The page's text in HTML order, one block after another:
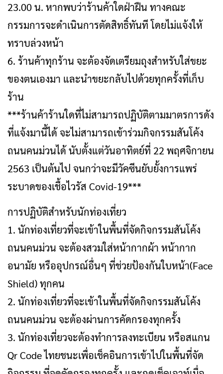
23.00 น. หากพบว่าร้านค้าใดฝ่าฝืน ทางคณะ
กรรมการจะดำเนินการตัดสิทธิ์ทันที โดยไม่แจ้งให้
ทราบล่วงหน้า
6. ร้านค้าทุกร้าน จะต้องจัดเตรียมถุงสำหรับใส่ขยะ
ของตนเองมา และนำขยะกลับไปด้วยทุกครั้งที่เก็บ
ร้าน
***ร้านค้าร้านใดที่ไม่สามารถปฏิบัติตามมาตรการดัง
ที่แจ้งมานี้ได้ จะไม่สามารถเข้าร่วมกิจกรรมสันโค้ง
ถนนคนม่วนได้ นับตั้งแต่วันอาทิตย์ที่ 22 พฤศจิกายน
2563 เป็นต้นไป จนกว่าจะมีวัคซีนยับยั้งการแพร่
ระบาดของเชื้อไวรัส Covid-19***
การปฏิบัติสำหรับนักท่องเที่ยว
1. นักท่องเที่ยวที่จะเข้าในพื้นที่จัดกิจกรรมสันโค้ง
ถนนคนม่วน จะต้องสวมใส่หน้ากากผ้า หน้ากาก
อนามัย หรืออุปกรณ์อื่นๆ ที่ช่วยป้องกันใบหน้า(Face
Shield) ทุกคน
2. นักท่องเที่ยวที่จะเข้าในพื้นที่จัดกิจกรรมสันโค้ง
ถนนคนม่วน จะต้องผ่านการคัดกรองทุกครั้ง
3. นักท่องเที่ยวจะต้องทำการลงทะเบียน หรือสแกน
Qr Code ไทยชนะเพื่อเช็คอินการเข้าไปในพื้นที่จัด